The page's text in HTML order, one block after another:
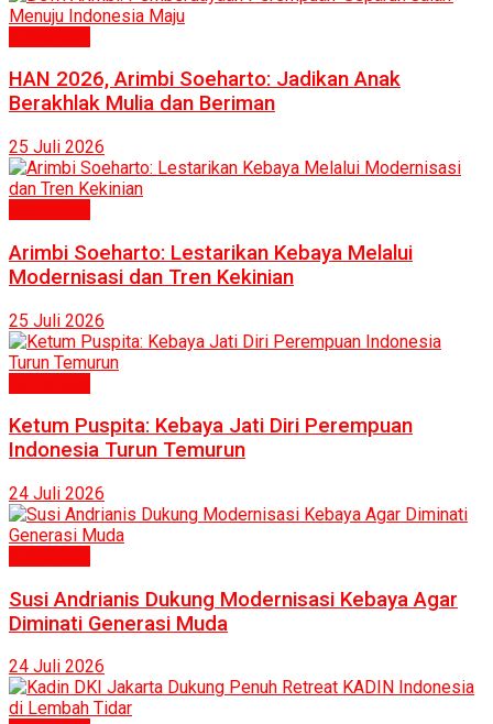
HAN 2026, Arimbi Soeharto: Jadikan Anak
Berakhlak Mulia dan Beriman
25 Juli 2026
Arimbi Soeharto: Lestarikan Kebaya Melalui
Modernisasi dan Tren Kekinian
25 Juli 2026
Ketum Puspita: Kebaya Jati Diri Perempuan
Indonesia Turun Temurun
24 Juli 2026
Susi Andrianis Dukung Modernisasi Kebaya Agar
Diminati Generasi Muda
24 Juli 2026